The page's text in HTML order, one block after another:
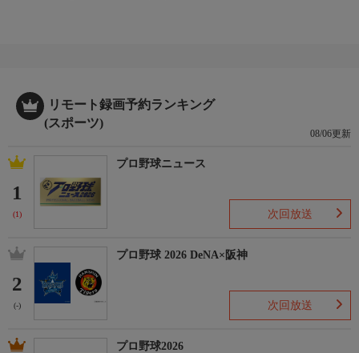
リモート録画予約ランキング
(スポーツ)
08/06更新
1
(1)
プロ野球ニュース
次回放送
2
(-)
プロ野球 2026 DeNA×阪神
次回放送
プロ野球2026